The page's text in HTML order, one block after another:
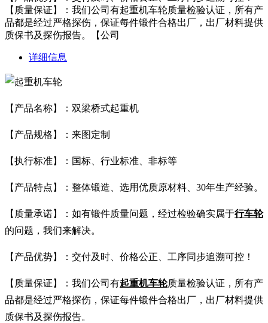
【质量保证】：我们公司有起重机车轮质量检验认证，所有产
品都是经过严格探伤，保证每件锻件合格出厂，出厂材料提供
质保书及探伤报告。【公司
详细信息
【产品名称】：双梁桥式起重机
【产品规格】：来图定制
【执行标准】：国标、行业标准、非标等
【产品特点】：整体锻造、选用优质原材料、30年生产经验。
【质量承诺】：如有锻件质量问题，经过检验确实属于行车轮
的问题，我们来解决。
【产品优势】：交付及时、价格公正、工序同步追溯可控！
【质量保证】：我们公司有起重机车轮质量检验认证，所有产
品都是经过严格探伤，保证每件锻件合格出厂，出厂材料提供
质保书及探伤报告。